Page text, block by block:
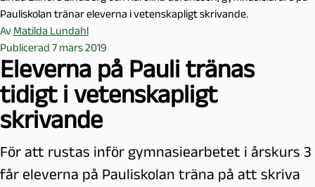
Pauliskolan tränar eleverna i vetenskapligt skrivande.
Av Matilda Lundahl
Publicerad 7 mars 2019
Eleverna på Pauli tränas
tidigt i vetenskapligt
skrivande
För att rustas inför gymnasiearbetet i årskurs 3
får eleverna på Pauliskolan träna på att skriva